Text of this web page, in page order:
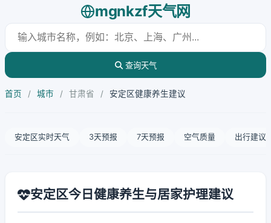
mgnkzf天气网
查询天气
首页 / 城市 / 甘肃省 / 安定区健康养生建议
安定区实时天气 3天预报 7天预报 空气质量 出行建议
安定区今日健康养生与居家护理建议